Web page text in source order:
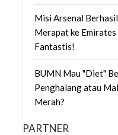
Misi Arsenal
Merapat ke
Fantastis!
BUMN Mau "Diet"
Penghalang atau
Merah?
PARTNER